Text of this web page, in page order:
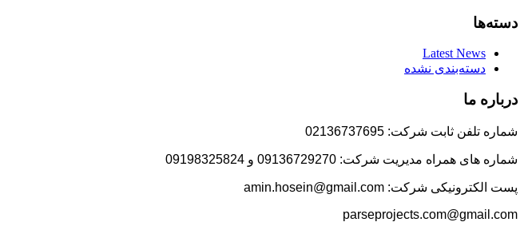
دسته‌ها
Latest News
دسته‌بندی نشده
درباره ما
شماره تلفن ثابت شرکت: 02136737695
شماره های همراه مدیریت شرکت: 09136729270 و 09198325824
پست الکترونیکی شرکت: amin.hosein@gmail.com
parseprojects.com@gmail.com